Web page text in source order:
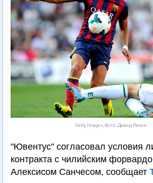
Getty Images, Фото: Давид Рамос
"Ювентус" согласовал условия
контракта с чилийским
Алексисом Санчесом, сообщает